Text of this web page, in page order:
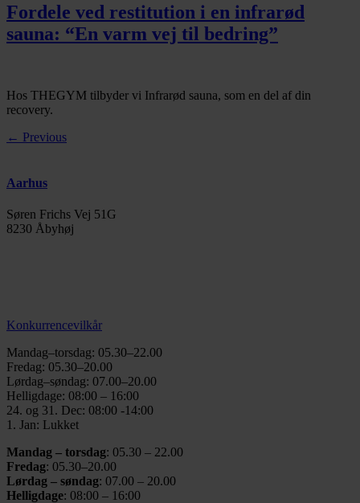
Fordele ved restitution i en infrarød
sauna: “En varm vej til bedring”
Hos THEGYM tilbyder vi Infrarød sauna, som en del af din
recovery.
← Previous
Aarhus
Søren Frichs Vej 51G
8230 Åbyhøj
Konkurrencevilkår
Mandag–torsdag: 05.30–22.00
Fredag: 05.30–20.00
Lørdag–søndag: 07.00–20.00
Helligdage: 08:00 – 16:00
24. og 31. Dec: 08:00 -14:00
1. Jan: Lukket
Mandag – torsdag: 05.30 – 22.00
Fredag: 05.30–20.00
Lørdag – søndag: 07.00 – 20.00
Helligdage: 08:00 – 16:00